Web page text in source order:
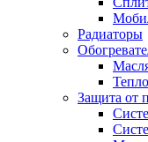
Радиаторы
Защита от